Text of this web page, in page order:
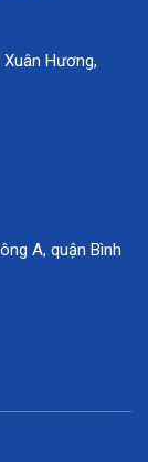
Hương,
A, quận Bình